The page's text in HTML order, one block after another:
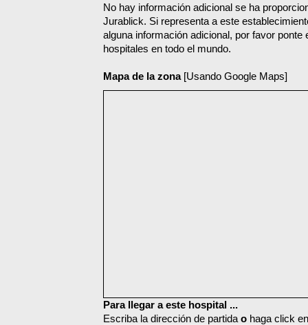
No hay información adicional se ha
Jurablick. Si representa a este
alguna información adicional, por favor ponte
hospitales en todo el mundo.
Mapa de la zona[Usando Google Maps]
Para llegar a este hospital ...
Escriba la dirección de partida o haga click